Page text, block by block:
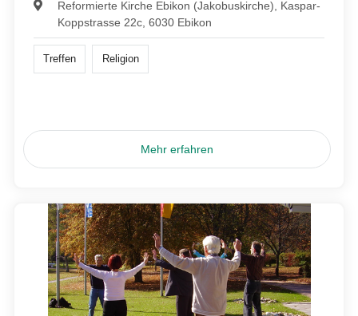
Reformierte Kirche Ebikon (Jakobuskirche), Kaspar-
Koppstrasse 22c, 6030 Ebikon
Treffen Religion
Mehr erfahren